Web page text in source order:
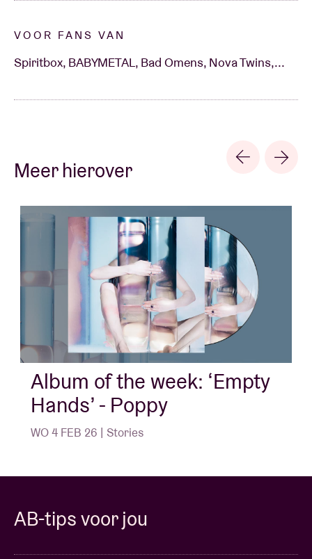
VOOR FANS VAN
Spiritbox, BABYMETAL, Bad Omens, Nova Twins,...
Meer hierover
Album of the week: ‘Empty
Hands’ - Poppy
WO 4 FEB 26 | Stories
AB-tips voor jou